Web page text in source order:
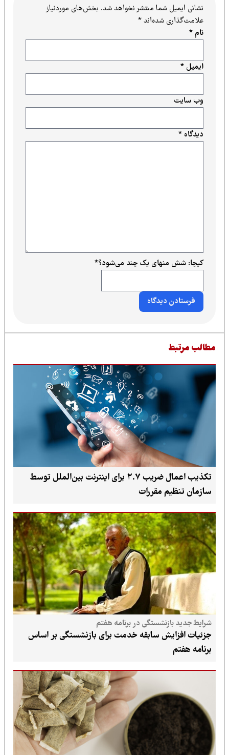
نشانی ایمیل شما منتشر نخواهد شد.بخش‌های موردنیاز
علامت‌گذاری شده‌اند*
دیدگاه*
ایمیل*
وب‌ سایت
کپچا: شش منهای یک چند می‌شود؟*
مرتبط
تکذیب اعمال ضریب ۲.۷ برای اینترنت بین‌الملل توسط
سازمان تنظیم مقررات
شرایط جدید بازنشستگی در برنامه هفتم
جزئیات افزایش سابقه خدمت برای بازنشستگی بر اساس
برنامه هفتم